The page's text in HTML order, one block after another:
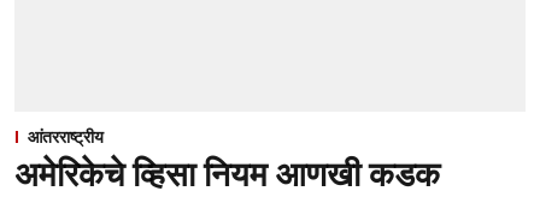
आंतरराष्ट्रीय
अमेरिकेचे व्हिसा नियम आणखी कडक